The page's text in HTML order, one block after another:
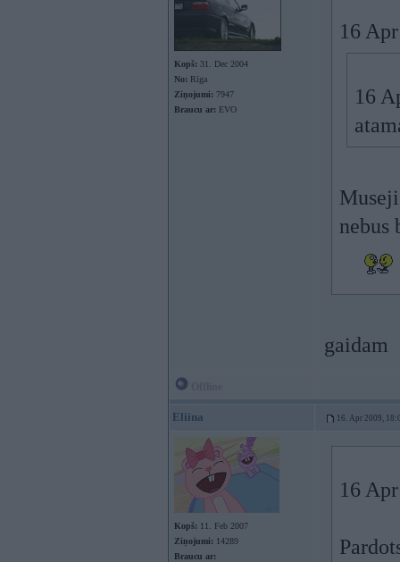
Kopš: 31. Dec 2004
No: Rīga
Ziņojumi: 7947
Braucu ar: EVO
16
16
nebus
gaidam
Eliina 16. Apr 2009,
Kopš: 11. Feb 2007
Ziņojumi: 14289
Braucu ar:
16